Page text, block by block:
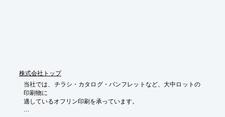
株式会社トップ
当社では、チラシ・カタログ・パンフレットなど、大中ロットの
印刷物に
適しているオフリン印刷を承っています。